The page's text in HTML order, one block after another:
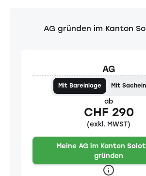
AG gründen im Kanton
AG
Mit Bareinlage Mit
ab
CHF 290
(exkl. MWST)
Meine AG im Kanton
gründen